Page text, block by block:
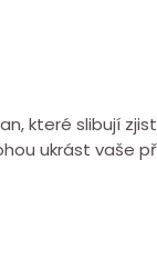
slibují
ukrást vaše